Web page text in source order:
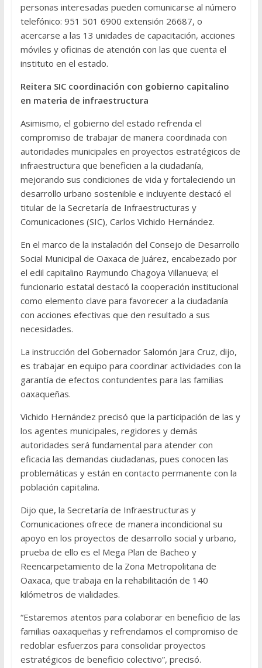
personas interesadas pueden comunicarse al número
telefónico: 951 501 6900 extensión 26687, o
acercarse a las 13 unidades de capacitación, acciones
móviles y oficinas de atención con las que cuenta el
instituto en el estado.
Reitera SIC coordinación con gobierno capitalino
en materia de infraestructura
Asimismo, el gobierno del estado refrenda el
compromiso de trabajar de manera coordinada con
autoridades municipales en proyectos estratégicos de
infraestructura que beneficien a la ciudadanía,
mejorando sus condiciones de vida y fortaleciendo un
desarrollo urbano sostenible e incluyente destacó el
titular de la Secretaría de Infraestructuras y
Comunicaciones (SIC), Carlos Vichido Hernández.
En el marco de la instalación del Consejo de Desarrollo
Social Municipal de Oaxaca de Juárez, encabezado por
el edil capitalino Raymundo Chagoya Villanueva; el
funcionario estatal destacó la cooperación institucional
como elemento clave para favorecer a la ciudadanía
con acciones efectivas que den resultado a sus
necesidades.
La instrucción del Gobernador Salomón Jara Cruz, dijo,
es trabajar en equipo para coordinar actividades con la
garantía de efectos contundentes para las familias
oaxaqueñas.
Vichido Hernández precisó que la participación de las y
los agentes municipales, regidores y demás
autoridades será fundamental para atender con
eficacia las demandas ciudadanas, pues conocen las
problemáticas y están en contacto permanente con la
población capitalina.
Dijo que, la Secretaría de Infraestructuras y
Comunicaciones ofrece de manera incondicional su
apoyo en los proyectos de desarrollo social y urbano,
prueba de ello es el Mega Plan de Bacheo y
Reencarpetamiento de la Zona Metropolitana de
Oaxaca, que trabaja en la rehabilitación de 140
kilómetros de vialidades.
“Estaremos atentos para colaborar en beneficio de las
familias oaxaqueñas y refrendamos el compromiso de
redoblar esfuerzos para consolidar proyectos
estratégicos de beneficio colectivo”, precisó.